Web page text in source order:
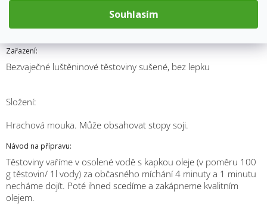
Souhlasím
Těstoviny z hrachové mouky pro zpestření
Vašeho jídelníčku. Vynikají vysokým obsahem bílkovin.
Zařazení:
Bezvaječné luštěninové těstoviny sušené, bez lepku
Složení:
Hrachová mouka. Může obsahovat stopy soji.
Návod na přípravu:
Těstoviny vaříme v osolené vodě s kapkou oleje (v poměru 100
g těstovin/ 1l vody) za občasného míchání 4 minuty a 1 minutu
necháme dojít. Poté ihned scedíme a zakápneme kvalitním
olejem.